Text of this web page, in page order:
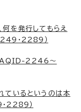
を発行してもらえ
・2289）
2246～
ているというのは本
2289）